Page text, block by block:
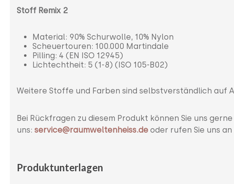
Stoff Remix 2
Material: 90% Schurwolle, 10% Nylon
Scheuertouren: 100.000 Martindale
Pilling: 4 (EN ISO 12945)
Lichtechtheit: 5 (1-8) (ISO 105-B02)
Weitere Stoffe und Farben sind selbstverständlich auf
Bei Rückfragen zu diesem Produkt können Sie uns
uns: service@raumweltenheiss.de oder rufen Sie uns
Produktunterlagen